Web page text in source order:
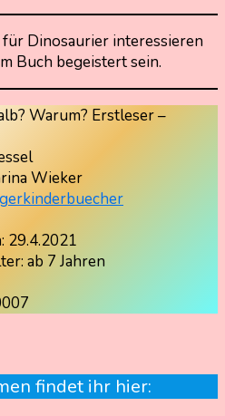
für Dinosaurier interessieren
Buch begeistert sein.
Warum? Erstleser –
Wieker
29.4.2021
ab 7 Jahren
findet ihr hier: